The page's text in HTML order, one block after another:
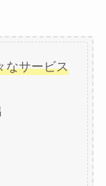
なサービス